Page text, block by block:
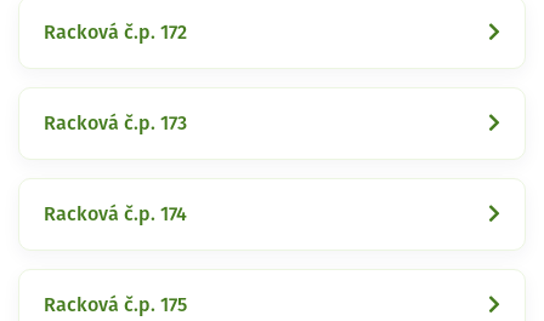
Racková č.p. 172
Racková č.p. 173
Racková č.p. 174
Racková č.p. 175